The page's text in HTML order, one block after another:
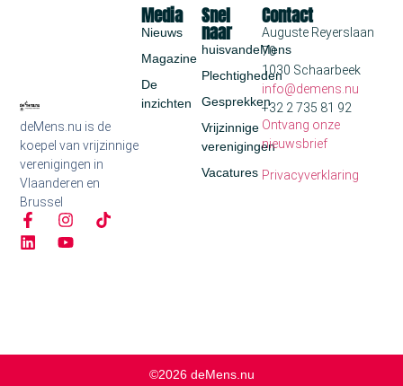
deMens.nu is de
koepel van vrijzinnige
verenigingen in
Vlaanderen en
Brussel
Snel
naar
huisvandeMens
Plechtigheden
Gesprekken
Vrijzinnige
verenigingen
Vacatures
Media
Nieuws
Magazine
De
inzichten
Contact
Auguste Reyerslaan
70
1030 Schaarbeek
info@demens.nu
+32 2 735 81 92
Ontvang onze
nieuwsbrief
Privacyverklaring
©2026 deMens.nu